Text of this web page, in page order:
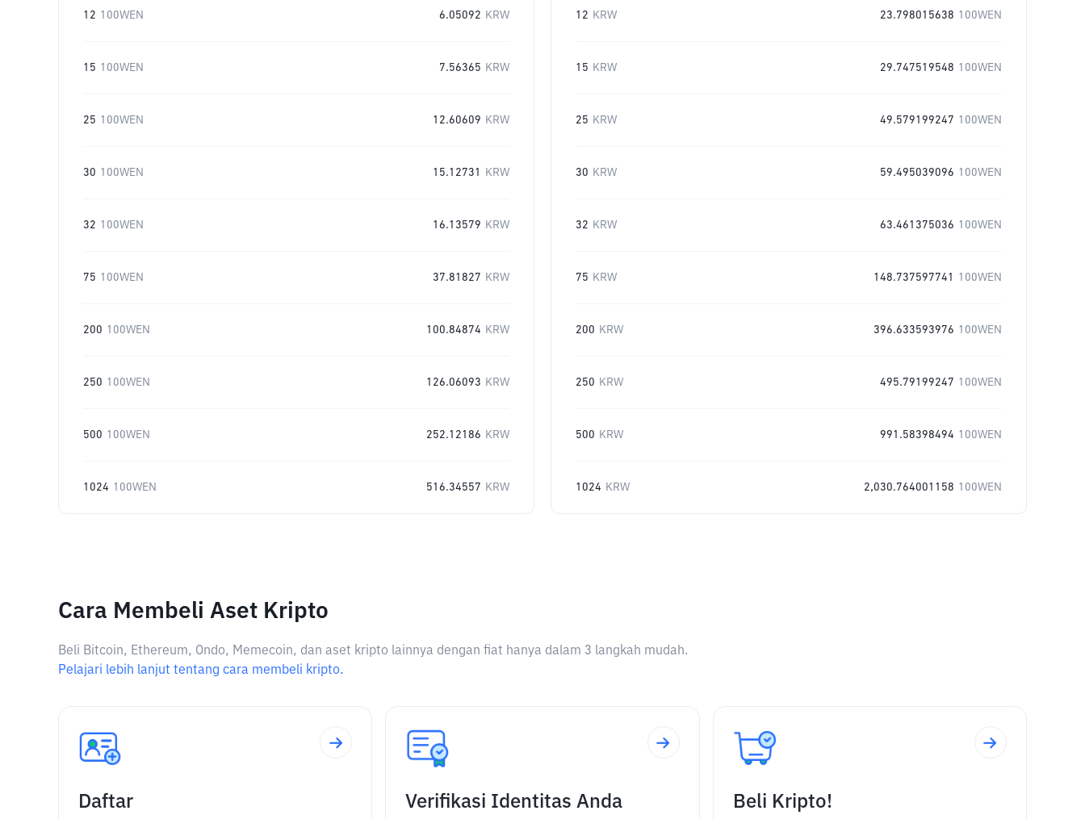
12 100WEN 6.05092 KRW
15 100WEN 7.56365 KRW
25 100WEN 12.60609 KRW
30 100WEN 15.12731 KRW
32 100WEN 16.13579 KRW
75 100WEN 37.81827 KRW
200 100WEN 100.84874 KRW
250 100WEN 126.06093 KRW
500 100WEN 252.12186 KRW
1024 100WEN 516.34557 KRW
12 KRW 23.798015638 100WEN
15 KRW 29.747519548 100WEN
25 KRW 49.579199247 100WEN
30 KRW 59.495039096 100WEN
32 KRW 63.461375036 100WEN
75 KRW 148.737597741 100WEN
200 KRW 396.633593976 100WEN
250 KRW 495.79199247 100WEN
500 KRW 991.58398494 100WEN
1024 KRW 2,030.764001158 100WEN
Cara Membeli Aset Kripto
Beli Bitcoin, Ethereum, Ondo, Memecoin, dan aset kripto lainnya dengan fiat hanya dalam 3 langkah mudah.
Pelajari lebih lanjut tentang cara membeli kripto.
Daftar Verifikasi Identitas Anda Beli Kripto!